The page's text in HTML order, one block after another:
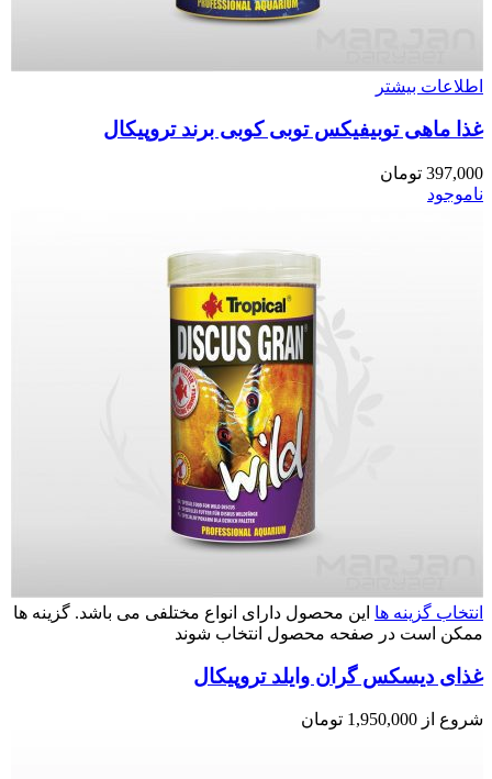
اطلاعات بیشتر
غذا ماهی توبیفیکس توبی کوبی برند تروپیکال
397,000 تومان
ناموجود
انتخاب گزینه ها این محصول دارای انواع مختلفی می باشد. گزینه ها
ممکن است در صفحه محصول انتخاب شوند
غذای دیسکس گران وایلد تروپیکال
شروع از 1,950,000 تومان